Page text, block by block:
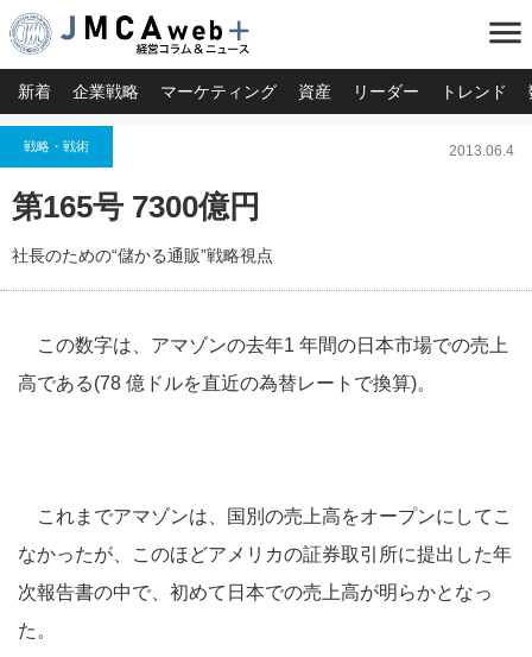
menu
新着 企業戦略 マーケティング 資産 リーダー トレンド
戦略・戦術 2013.06.4
第165号 7300億円
社長のための“儲かる通販”戦略視点
この数字は、アマゾンの去年1 年間の日本市場での売上
高である(78 億ドルを直近の為替レートで換算)。
これまでアマゾンは、国別の売上高をオープンにしてこ
なかったが、このほどアメリカの証券取引所に提出した年
次報告書の中で、初めて日本での売上高が明らかとなっ
た。